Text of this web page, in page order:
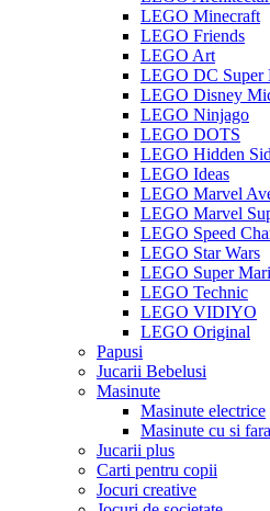
LEGO Minecraft
LEGO Friends
LEGO Art
LEGO DC Super
LEGO Disney
LEGO Ninjago
LEGO DOTS
LEGO Hidden
LEGO Ideas
LEGO Marvel
LEGO Marvel
LEGO Speed
LEGO Star Wars
LEGO Super
LEGO Technic
LEGO VIDIYO
LEGO Original
Papusi
Jucarii Bebelusi
Masinute
Masinute electrice
Masinute cu si
Jucarii plus
Carti pentru copii
Jocuri creative